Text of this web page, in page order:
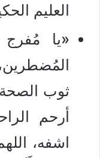
العليم
«يا
ثوب الصحة
أرحم
اشفه،